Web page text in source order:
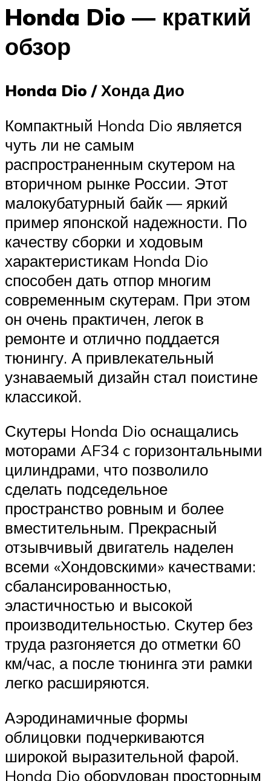
Honda Dio — краткий
обзор
Honda Dio / Хонда Дио
Компактный Honda Dio является
чуть ли не самым
распространенным скутером на
вторичном рынке России. Этот
малокубатурный байк — яркий
пример японской надежности. По
качеству сборки и ходовым
характеристикам Honda Dio
способен дать отпор многим
современным скутерам. При этом
он очень практичен, легок в
ремонте и отлично поддается
тюнингу. А привлекательный
узнаваемый дизайн стал поистине
классикой.
Скутеры Honda Dio оснащались
моторами AF34 c горизонтальными
цилиндрами, что позволило
сделать подседельное
пространство ровным и более
вместительным. Прекрасный
отзывчивый двигатель наделен
всеми «Хондовскими» качествами:
сбалансированностью,
эластичностью и высокой
производительностью. Скутер без
труда разгоняется до отметки 60
км/час, а после тюнинга эти рамки
легко расширяются.
Аэродинамичные формы
облицовки подчеркиваются
широкой выразительной фарой.
Honda Dio оборудован просторным